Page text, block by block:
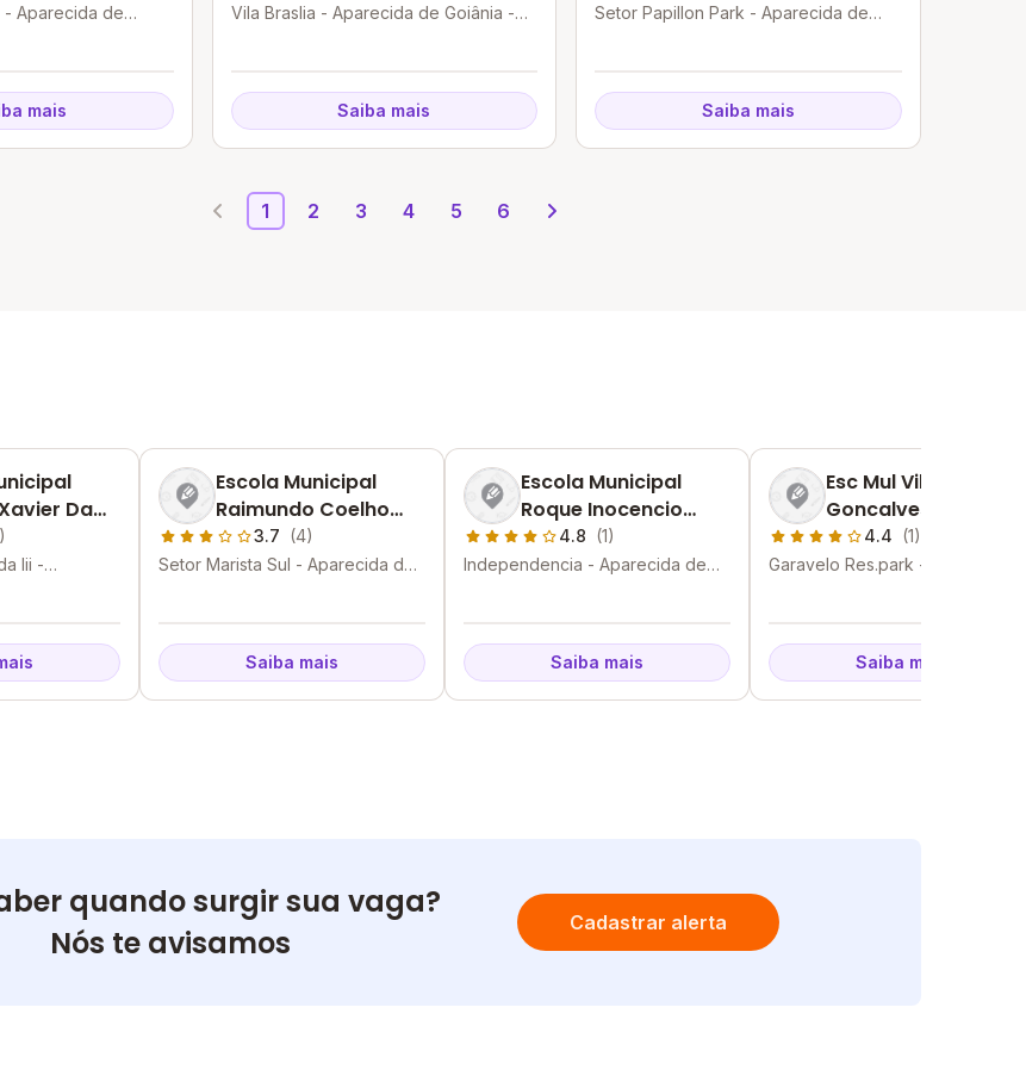
- Aparecida de
mais
Vila Braslia - Aparecida de Goiânia -
Saiba mais
Setor Papillon Park - Aparecida de
Saiba mais
1 2 3 4 5 6
Da
Iii -
Escola Municipal
Raimundo Coelho
Dos Santos
3.7 (4)
Setor Marista Sul - Aparecida de
Saiba mais
Escola Municipal
Roque Inocencio
Mendes
4.8 (1)
Independencia - Aparecida de
Saiba mais
Esc Mul Vilmar
Goncalves Da Silva
4.4 (1)
Garavelo Res.park - Aparecida
Saiba mais
quando surgir sua vaga?
Nós te avisamos
Cadastrar alerta